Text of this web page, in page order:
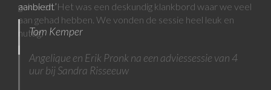
aanbiedt’
Tom Kemper